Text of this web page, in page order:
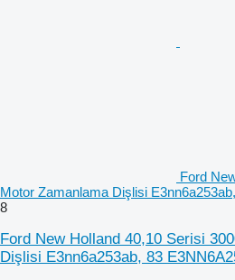
Ford
Motor Zamanlama Dişlisi
8
Ford New Holland 40,10 Serisi
Dişlisi E3nn6a253ab, 83